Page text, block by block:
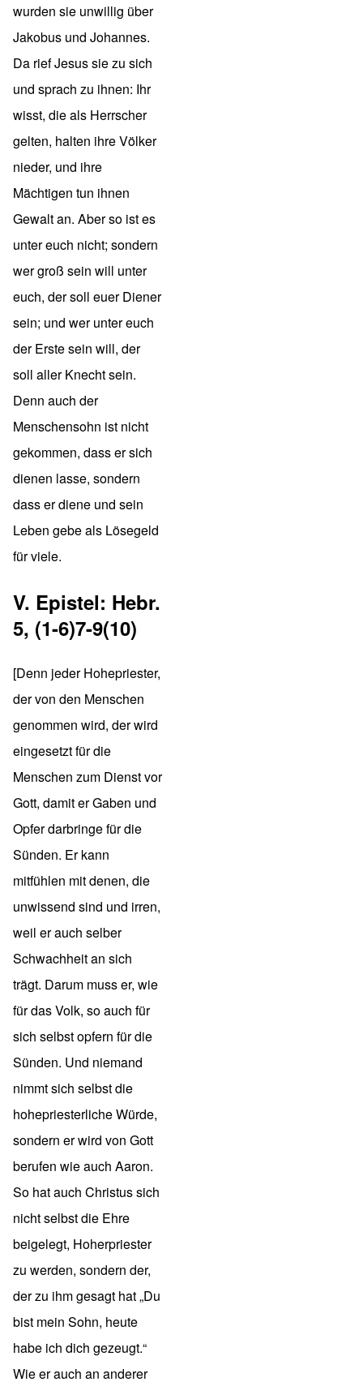
wurden sie unwillig über
Jakobus und Johannes.
Da rief Jesus sie zu sich
und sprach zu ihnen: Ihr
wisst, die als Herrscher
gelten, halten ihre Völker
nieder, und ihre
Mächtigen tun ihnen
Gewalt an. Aber so ist es
unter euch nicht; sondern
wer groß sein will unter
euch, der soll euer Diener
sein; und wer unter euch
der Erste sein will, der
soll aller Knecht sein.
Denn auch der
Menschensohn ist nicht
gekommen, dass er sich
dienen lasse, sondern
dass er diene und sein
Leben gebe als Lösegeld
für viele.
V. Epistel: Hebr.
5, (1-6)7-9(10)
[Denn jeder Hohepriester,
der von den Menschen
genommen wird, der wird
eingesetzt für die
Menschen zum Dienst vor
Gott, damit er Gaben und
Opfer darbringe für die
Sünden. Er kann
mitfühlen mit denen, die
unwissend sind und irren,
weil er auch selber
Schwachheit an sich
trägt. Darum muss er, wie
für das Volk, so auch für
sich selbst opfern für die
Sünden. Und niemand
nimmt sich selbst die
hohepriesterliche Würde,
sondern er wird von Gott
berufen wie auch Aaron.
So hat auch Christus sich
nicht selbst die Ehre
beigelegt, Hoherpriester
zu werden, sondern der,
der zu ihm gesagt hat „Du
bist mein Sohn, heute
habe ich dich gezeugt.“
Wie er auch an anderer